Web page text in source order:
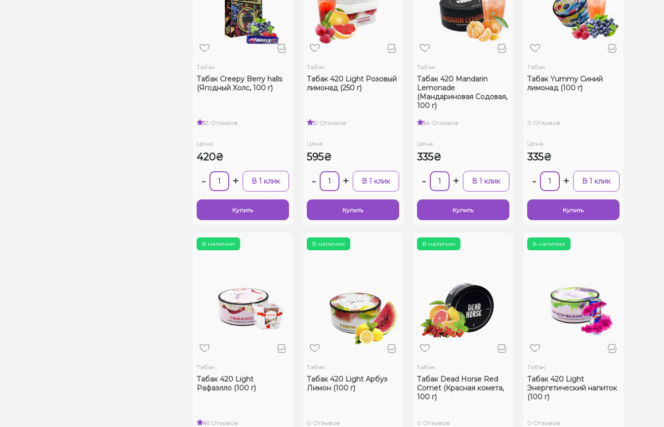
Табак
Табак Creepy Berry halls
(Ягодный Холс, 100 г)
53 Отзывов
Цена:
420₴
- + В 1 клик
Купить
Табак
Табак 420 Light Розовый
лимонад (250 г)
51 Отзывов
Цена:
595₴
- + В 1 клик
Купить
Табак
Табак 420 Mandarin
Lemonade
(Мандариновая Содовая,
100 г)
54 Отзывов
Цена:
335₴
- + В 1 клик
Купить
Табак
Табак Yummy Синий
лимонад (100 г)
0 Отзывов
Цена:
335₴
- + В 1 клик
Купить
В наличии
Табак
Табак 420 Light
Рафаэлло (100 г)
45 Отзывов
В наличии
Табак
Табак 420 Light Арбуз
Лимон (100 г)
0 Отзывов
В наличии
Табак
Табак Dead Horse Red
Comet (Красная комета,
100 г)
0 Отзывов
В наличии
Табак
Табак 420 Light
Энергетический напиток
(100 г)
0 Отзывов